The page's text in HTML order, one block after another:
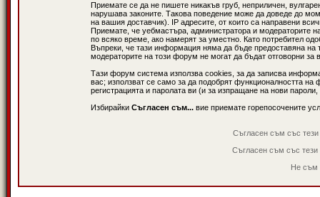
Приемате се да не пишете никакъв груб, неприличен,
нарушава законите. Такова поведение може да доведе до
на вашия доставчик). IP адресите, от които са направени
Приемате, че уебмастъра, администратора и модераторите
по всяко време, ако намерят за уместно. Като потребител
Въпреки, че тази информация няма да бъде предоставяна
модераторите на този форум не могат да бъдат отговорни за
Тази форум система използва cookies, за да записва
вас; използват се само за да подобрят функционалността
регистрацията и паролата ви (и за изпращане на нови
Избирайки Съгласен съм... вие приемате горепосочените
Съгласен съм със
Съгласен съм със
Не съм